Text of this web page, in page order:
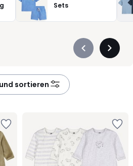
Sets
Précédent
sortieren